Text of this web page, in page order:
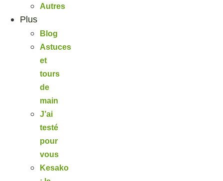
Autres
Plus
Blog
Astuces
et
tours
de
main
J’ai
testé
pour
vous
Kesako